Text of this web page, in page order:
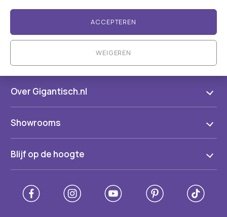
ACCEPTEREN
WEIGEREN
Over Gigantisch.nl
Showrooms
Blijf op de hoogte